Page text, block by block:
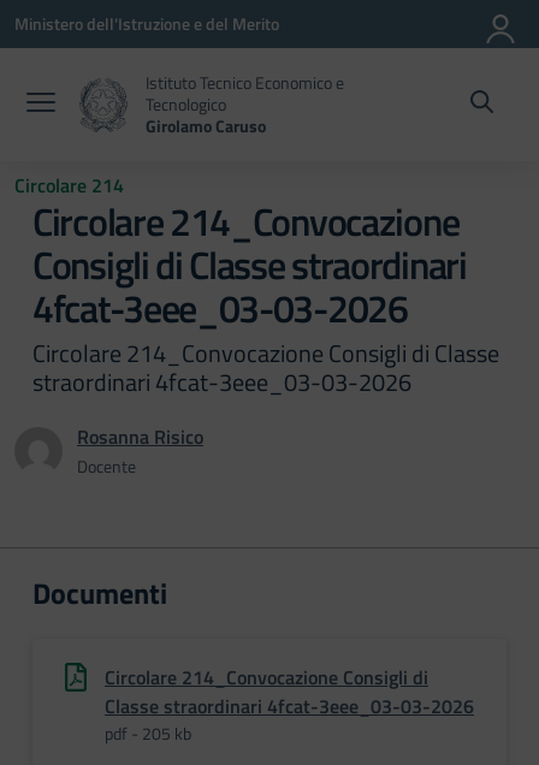
Vai ai contenuti
Vai al menu di navigazione
Vai al footer
Ministero dell'Istruzione e del Merito
Istituto Tecnico Economico e
Tecnologico
Girolamo Caruso
Circolare 214
Circolare 214_Convocazione
Consigli di Classe straordinari
4fcat-3eee_03-03-2026
Circolare 214_Convocazione Consigli di Classe
straordinari 4fcat-3eee_03-03-2026
Rosanna Risico
Docente
Documenti
Circolare 214_Convocazione Consigli di
Classe straordinari 4fcat-3eee_03-03-2026
pdf - 205 kb